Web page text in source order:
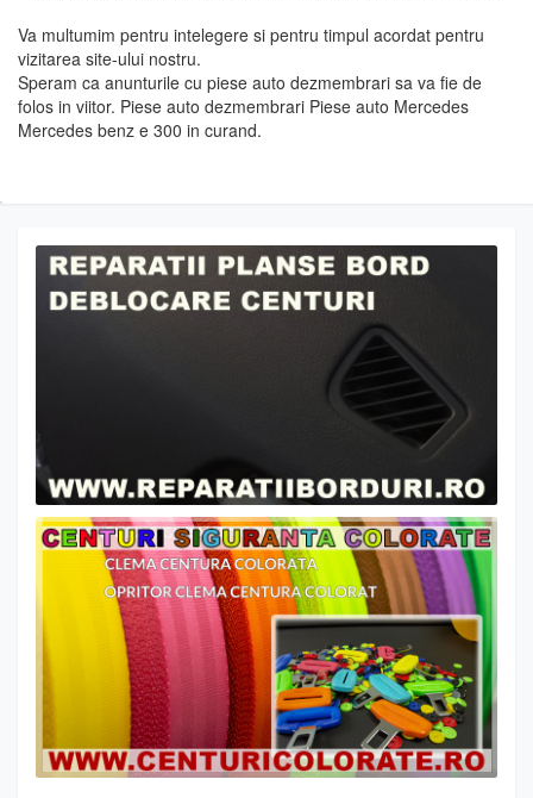
Va multumim pentru intelegere si pentru timpul acordat pentru
vizitarea site-ului nostru.
Speram ca anunturile cu piese auto dezmembrari sa va fie de
folos in viitor. Piese auto dezmembrari Piese auto Mercedes
Mercedes benz e 300 in curand.